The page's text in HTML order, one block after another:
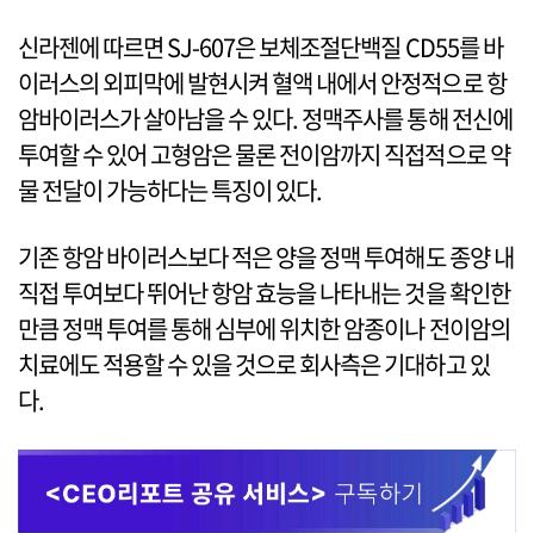
신라젠에 따르면 SJ-607은 보체조절단백질 CD55를 바
이러스의 외피막에 발현시켜 혈액 내에서 안정적으로 항
암바이러스가 살아남을 수 있다. 정맥주사를 통해 전신에
투여할 수 있어 고형암은 물론 전이암까지 직접적으로 약
물 전달이 가능하다는 특징이 있다.
기존 항암 바이러스보다 적은 양을 정맥 투여해도 종양 내
직접 투여보다 뛰어난 항암 효능을 나타내는 것을 확인한
만큼 정맥 투여를 통해 심부에 위치한 암종이나 전이암의
치료에도 적용할 수 있을 것으로 회사측은 기대하고 있
다.